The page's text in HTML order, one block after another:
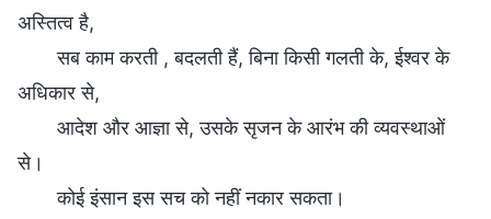
अस्तित्व है,
सब काम करती , बदलती हैं, बिना किसी गलती के, ईश्वर के
अधिकार से,
आदेश और आज्ञा से, उसके सृजन के आरंभ की व्यवस्थाओं
से।
कोई इंसान इस सच को नहीं नकार सकता।